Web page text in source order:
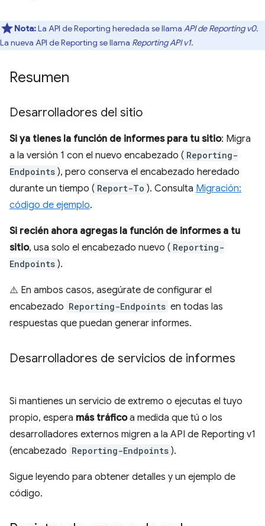
Nota:La API de Reporting heredada se llama API de Reporting v0.
La nueva API de Reporting se llama Reporting API v1.
Resumen
Desarrolladores del sitio
Si ya tienes la función de informes para tu sitio: Migra
a la versión 1 con el nuevo encabezado ( Reporting-
Endpoints ), pero conserva el encabezado heredado
durante un tiempo ( Report-To ). Consulta Migración:
código de ejemplo.
Si recién ahora agregas la función de informes a tu
sitio, usa solo el encabezado nuevo ( Reporting-
Endpoints ).
⚠️ En ambos casos, asegúrate de configurar el
encabezado Reporting-Endpoints en todas las
respuestas que puedan generar informes.
Desarrolladores de servicios de informes
Si mantienes un servicio de extremo o ejecutas el tuyo
propio, espera más tráficoa medida que tú o los
desarrolladores externos migren a la API de Reporting v1
(encabezado Reporting-Endpoints ).
Sigue leyendo para obtener detalles y un ejemplo de
código.